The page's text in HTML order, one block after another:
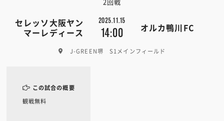
セレッソ大阪ヤン
マーレディース
2025.11.15
14:00 オルカ鴨川FC
J-GREEN堺 S1メインフィールド
この試合の概要
観戦無料